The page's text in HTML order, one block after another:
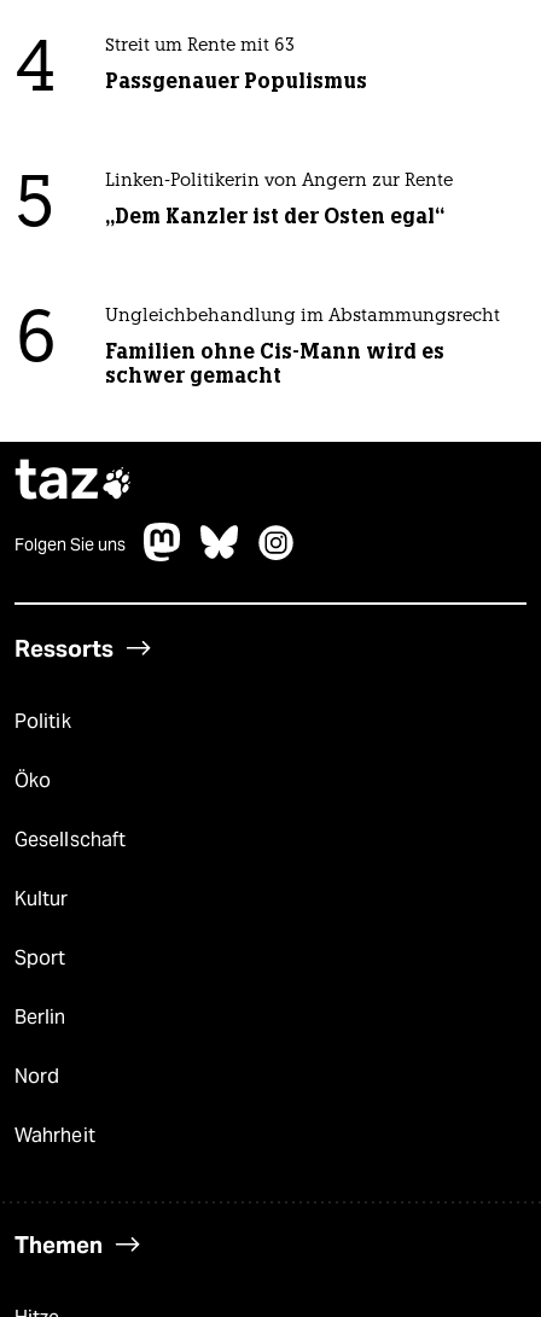
4 Streit um Rente mit 63
Passgenauer Populismus
5 Linken-Politikerin von Angern zur Rente
„Dem Kanzler ist der Osten egal“
6 Ungleichbehandlung im Abstammungsrecht
Familien ohne Cis-Mann wird es
schwer gemacht
taz
Folgen Sie uns
Ressorts
Politik
Öko
Gesellschaft
Kultur
Sport
Berlin
Nord
Wahrheit
Themen